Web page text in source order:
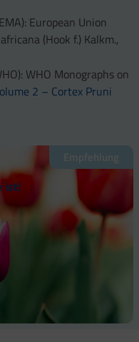
European Union
(Hook f.) Kalkm.,
WHO Monographs on
2 – Cortex Pruni
Empfehlung
ist!